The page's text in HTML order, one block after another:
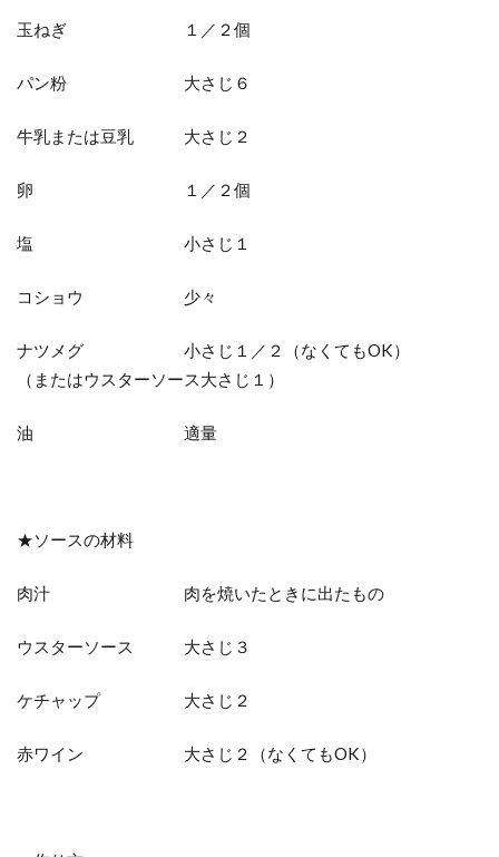
玉ねぎ １／２個
パン粉 大さじ６
牛乳または豆乳 大さじ２
卵 １／２個
塩 小さじ１
コショウ 少々
ナツメグ 小さじ１／２（なくてもOK）
（またはウスターソース大さじ１）
油 適量
★ソースの材料
肉汁 肉を焼いたときに出たもの
ウスターソース 大さじ３
ケチャップ 大さじ２
赤ワイン 大さじ２（なくてもOK）